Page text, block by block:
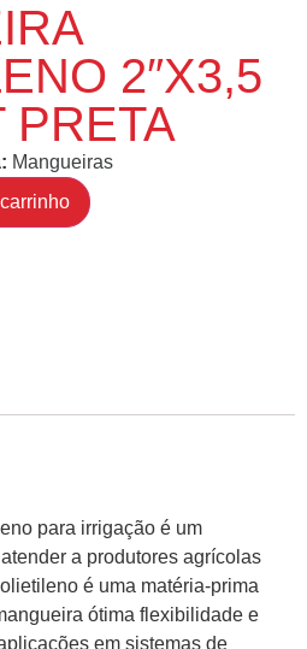
2″X3,5
PRETA
Mangueiras
para irrigação é um
a produtores agrícolas
é uma matéria-prima
ótima flexibilidade e
em sistemas de